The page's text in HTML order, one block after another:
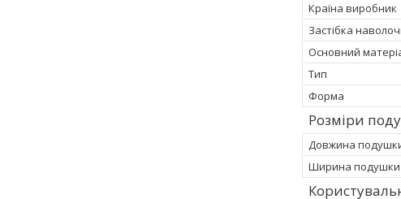
Країна виробник
Застібка
Основний
Тип
Форма
Розміри
Довжина
Ширина подушки